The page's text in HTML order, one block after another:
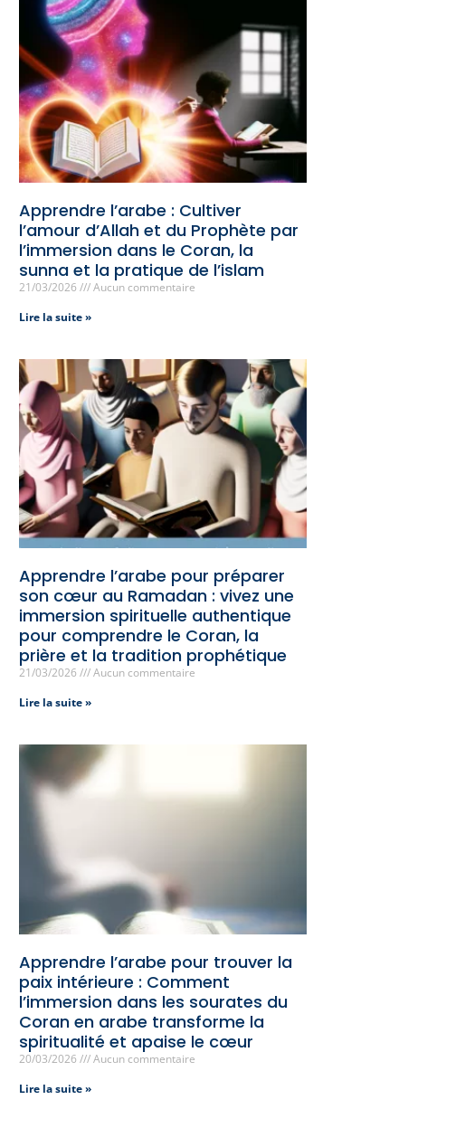
Apprendre l’arabe : Cultiver
l’amour d’Allah et du Prophète par
l’immersion dans le Coran, la
sunna et la pratique de l’islam
21/03/2026
Aucun commentaire
Lire la suite »
Apprendre l’arabe pour préparer
son cœur au Ramadan : vivez une
immersion spirituelle authentique
pour comprendre le Coran, la
prière et la tradition prophétique
21/03/2026
Aucun commentaire
Lire la suite »
Apprendre l’arabe pour trouver la
paix intérieure : Comment
l’immersion dans les sourates du
Coran en arabe transforme la
spiritualité et apaise le cœur
20/03/2026
Aucun commentaire
Lire la suite »